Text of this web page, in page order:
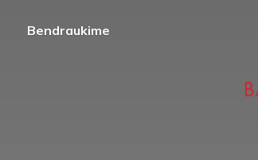
Bendraukime